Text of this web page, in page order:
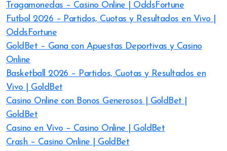
Tragamonedas – Casino Online | OddsFortune
Futbol 2026 – Partidos, Cuotas y Resultados en Vivo |
OddsFortune
GoldBet – Gana con Apuestas Deportivas y Casino
Online
Basketball 2026 – Partidos, Cuotas y Resultados en
Vivo | GoldBet
Casino Online con Bonos Generosos | GoldBet |
GoldBet
Casino en Vivo – Casino Online | GoldBet
Crash – Casino Online | GoldBet